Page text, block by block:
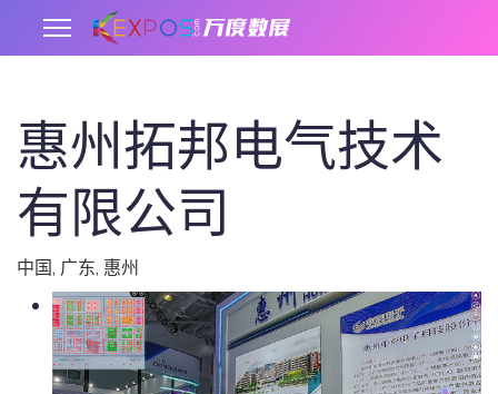
惠州拓邦电气技术
有限公司
中国, 广东, 惠州